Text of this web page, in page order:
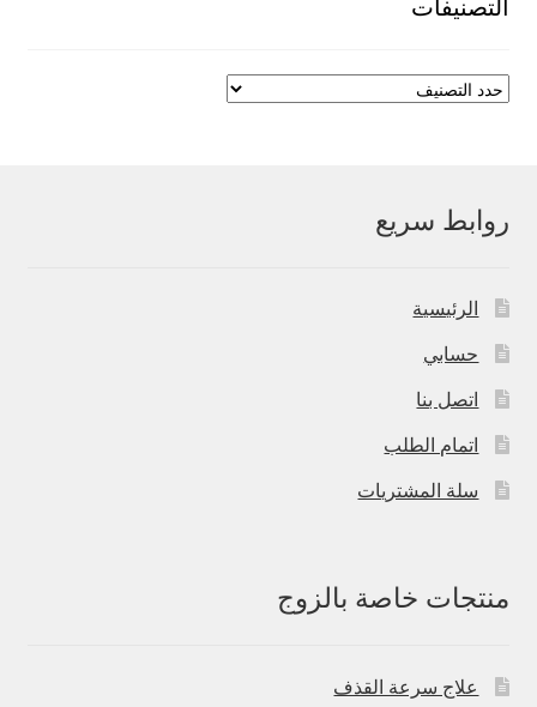
روابط سريع
الرئيسية
حسابي
اتصل بنا
اتمام الطلب
سلة المشتريات
منتجات خاصة بالزوج
علاج سرعة القذف